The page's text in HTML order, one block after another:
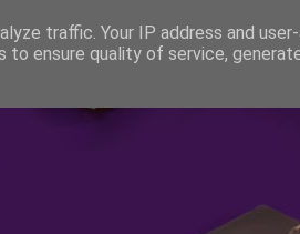
traffic. Your IP address and
ensure quality of service,